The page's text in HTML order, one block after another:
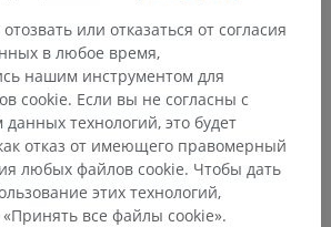
или отказаться от согласия
в любое время,
нашим инструментом для
cookie. Если вы не согласны с
технологий, это будет
отказ от имеющего правомерный
любых файлов cookie. Чтобы дать
этих технологий,
все файлы cookie».